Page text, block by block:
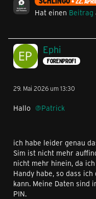
Hat einen Beitrag
Ephi
FORENPROFI
29. Mai 2026 um 13:30
Hallo Patrick
ich habe leider genau
Sim ist nicht mehr
nicht mehr hinein, da
Handy habe, so dass
kann. Meine Daten sind
PIN.